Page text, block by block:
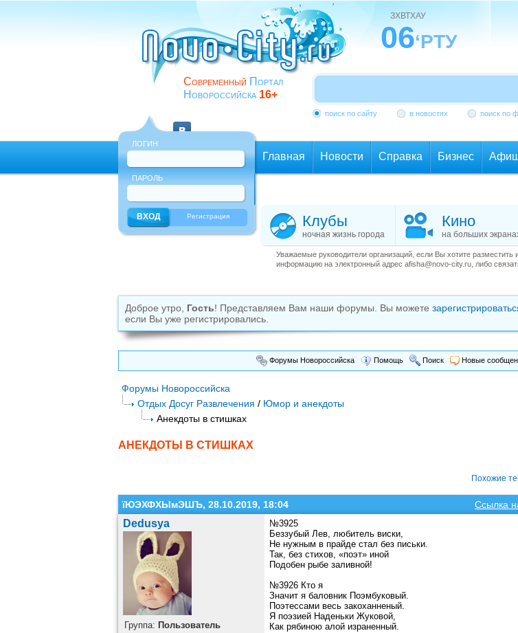
Современный Портал
Новороссийска 16+
ЗХВТХАУ
06‘РТУ
поиск по сайту в новостях
поиск по
ЛОГИН
ПАРОЛЬ
Регистрация
Главная Новости Справка Бизнес
Клубы
ночная жизнь города
Кино
на больших
Уважаемые руководители организаций, если Вы хотите
информацию на электронный адрес afisha@novo-city.ru, либо
Доброе утро, Гость! Представляем Вам наши форумы. Вы можете
если Вы уже регистрировались.
Форумы Новороссийска Помощь Поиск Новые
Форумы Новороссийска
Отдых Досуг Развлечения / Юмор и анекдоты
Анекдоты в стишках
АНЕКДОТЫ В СТИШКАХ
Похожие
Ссылка
їЮЭХФХЫмЭШЪ, 28.10.2019, 18:04
Dedusya
Группа: Пользователь
№3925
Беззубый Лев, любитель виски,
Не нужным в прайде стал без письки.
Так, без стихов, «поэт» иной
Подобен рыбе заливной!
№3926 Кто я
Значит я баловник Поэмбуковый.
Поэтессами весь закоханненый.
Я поэзией Наденьки Жуковой,
Как рябиною алой израненный.